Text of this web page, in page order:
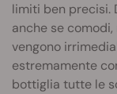
limiti ben precisi.
anche se
vengono
estremamente
bottiglia tutte le